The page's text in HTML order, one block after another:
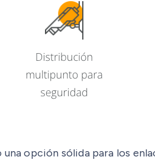
opción sólida para los